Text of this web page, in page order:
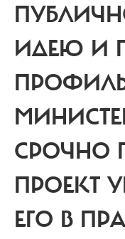
ИДЕЮ И
СРОЧНО
ПРОЕКТ
ЕГО В